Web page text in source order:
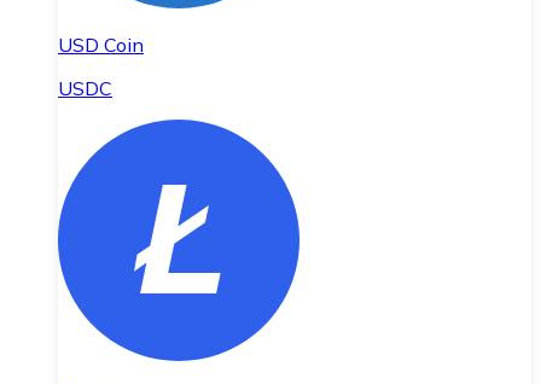
USD Coin
USDC